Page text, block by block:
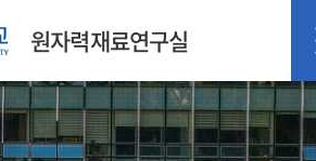
원자력재료연구실